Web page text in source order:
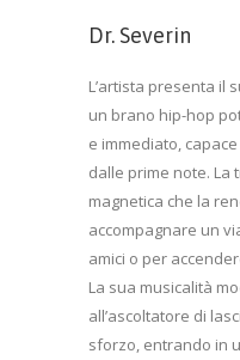
Dr. Severin
L’artista presenta il
un brano hip-hop
e immediato,
dalle prime note. La
magnetica che la
accompagnare un
amici o per
La sua musicalità
all’ascoltatore di
sforzo, entrando in